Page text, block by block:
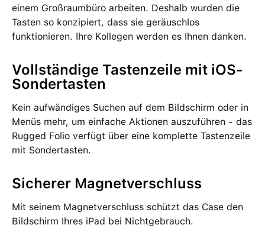
einem Großraumbüro arbeiten. Deshalb wurden die
Tasten so konzipiert, dass sie geräuschlos
funktionieren. Ihre Kollegen werden es Ihnen danken.
Vollständige Tastenzeile mit iOS-
Sondertasten
Kein aufwändiges Suchen auf dem Bildschirm oder in
Menüs mehr, um einfache Aktionen auszuführen - das
Rugged Folio verfügt über eine komplette Tastenzeile
mit Sondertasten.
Sicherer Magnetverschluss
Mit seinem Magnetverschluss schützt das Case den
Bildschirm Ihres iPad bei Nichtgebrauch.